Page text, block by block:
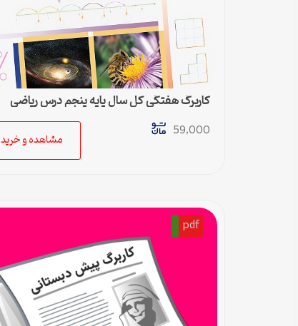
کاربرگ هفتگی کل سال پایه پنجم درس ریاضی
59,000
مشاهده و خرید
pdf